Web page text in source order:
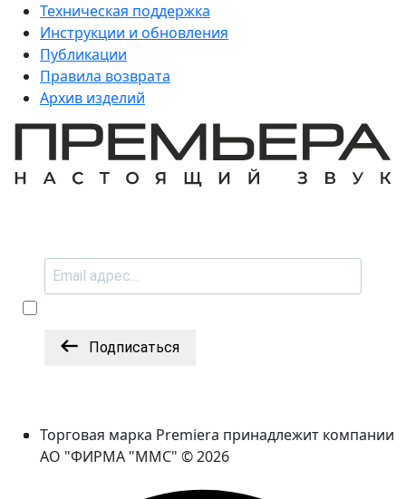
Техническая поддержка
Инструкции и обновления
Публикации
Правила возврата
Архив изделий
Подписаться
Торговая марка Premiera принадлежит компании
АО "ФИРМА "ММС" © 2026